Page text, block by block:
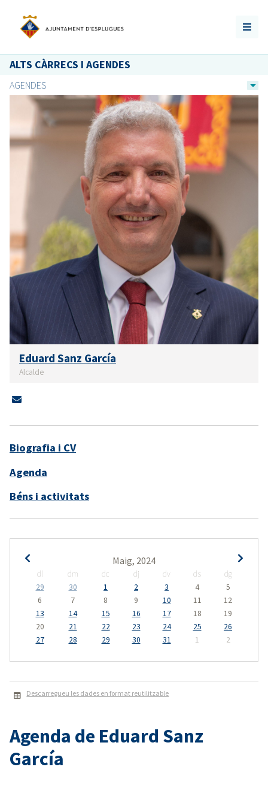
ALTS CÀRRECS I AGENDES
AGENDES
Eduard Sanz García
Alcalde
Biografia i CV
Agenda
Béns i activitats
Maig, 2024
dl dm dc dj dv ds
dg
29
30 1 2 3 4
5
6
7 8 9 10 11
12
13
14 15 16 17 18
19
20
21 22 23 24 25
26
27
28 29 30 31 1 2
Descarregueu les dades en format reutilitzable
Agenda de Eduard Sanz
García